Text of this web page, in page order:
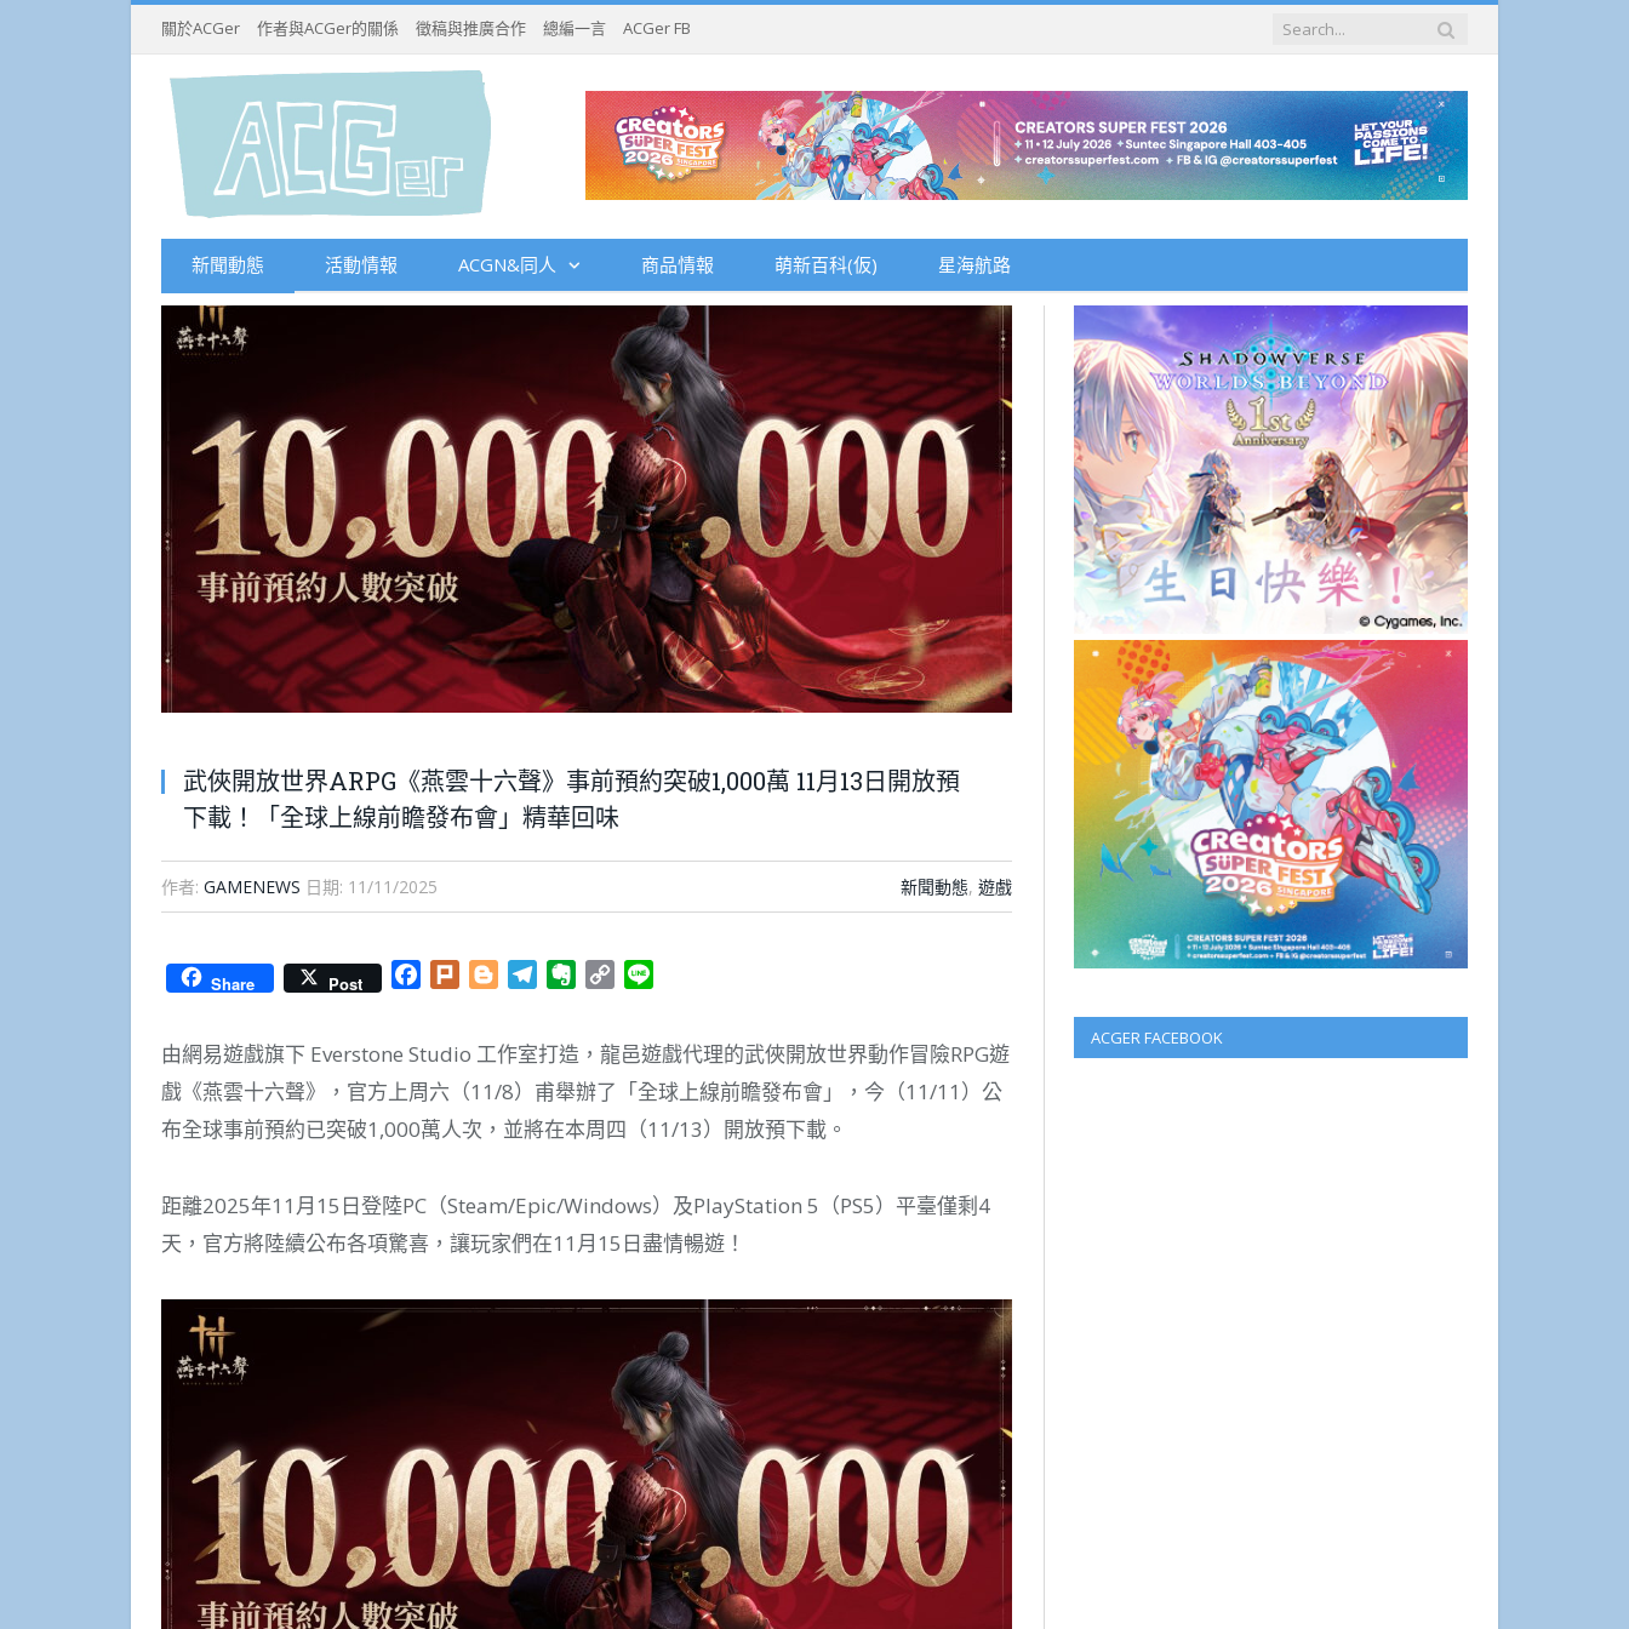
關於ACGer 作者與ACGer的關係 徵稿與推廣合作 總編一言 ACGer FB
新聞動態 活動情報 ACGN&同人 商品情報 萌新百科(仮) 星海航路
武俠開放世界ARPG《燕雲十六聲》事前預約突破1,000萬 11月13日開放預
下載！「全球上線前瞻發布會」精華回味
作者: GAMENEWS 日期: 11/11/2025 新聞動態, 遊戲
Share Post Facebook
Plurk BloggerTelegramEvernote
Copy
由網易遊戲旗下 Everstone Studio 工作室打造，龍邑遊戲代理的武俠開放世界動作冒險RPG遊
戲《燕雲十六聲》，官方上周六（11/8）甫舉辦了「全球上線前瞻發布會」，今（11/11）公
布全球事前預約已突破1,000萬人次，並將在本周四（11/13）開放預下載。
距離2025年11月15日登陸PC（Steam/Epic/Windows）及PlayStation 5（PS5）平臺僅剩4
天，官方將陸續公布各項驚喜，讓玩家們在11月15日盡情暢遊！
ACGER FACEBOOK